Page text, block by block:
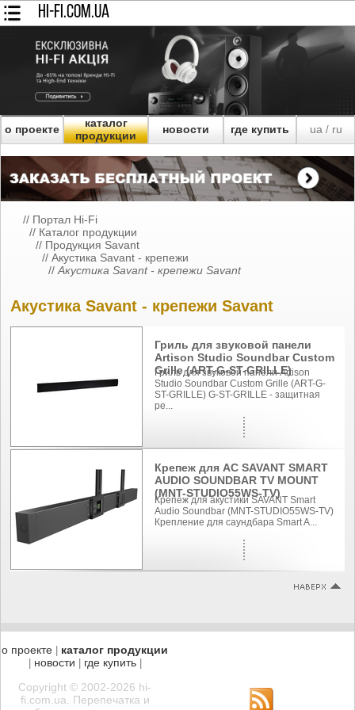
HI-FI.COM.UA
о проекте
каталог
продукции
новости где купить ua/ ru
// Портал Hi-Fi
// Каталог продукции
// Продукция Savant
// Акустика Savant - крепежи
// Акустика Savant - крепежи Savant
Акустика Savant - крепежи Savant
Гриль для звуковой панели
Artison Studio Soundbar Custom
Grille (ART-G-ST-GRILLE)
Гриль для звуковой панели Artison
Studio Soundbar Custom Grille (ART-G-
ST-GRILLE) G-ST-GRILLE - защитная
ре...
Крепеж для АС SAVANT SMART
AUDIO SOUNDBAR TV MOUNT
(MNT-STUDIO55WS-TV)
Крепеж для акустики SAVANT Smart
Audio Soundbar (MNT-STUDIO55WS-TV)
Крепление для саундбара Smart A...
о проекте каталог продукции
новости где купить|
Copyright © 2002-2026 hi-
fi.com.ua. Перепечатка и